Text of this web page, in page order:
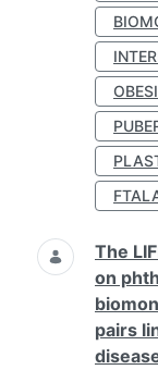
The
on
pairs